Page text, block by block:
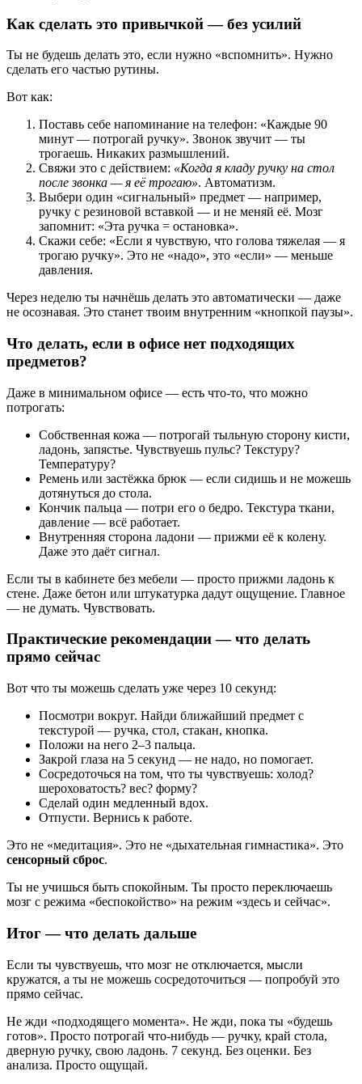
Как сделать это привычкой — без усилий
Ты не будешь делать это, если нужно «вспомнить». Нужно
сделать его частью рутины.
Вот как:
Поставь себе напоминание на телефон: «Каждые 90
минут — потрогай ручку». Звонок звучит — ты
трогаешь. Никаких размышлений.
Свяжи это с действием: «Когда я кладу ручку на стол
после звонка — я её трогаю». Автоматизм.
Выбери один «сигнальный» предмет — например,
ручку с резиновой вставкой — и не меняй её. Мозг
запомнит: «Эта ручка = остановка».
Скажи себе: «Если я чувствую, что голова тяжелая — я
трогаю ручку». Это не «надо», это «если» — меньше
давления.
Через неделю ты начнёшь делать это автоматически — даже
не осознавая. Это станет твоим внутренним «кнопкой паузы».
Что делать, если в офисе нет подходящих
предметов?
Даже в минимальном офисе — есть что-то, что можно
потрогать:
Собственная кожа — потрогай тыльную сторону кисти,
ладонь, запястье. Чувствуешь пульс? Текстуру?
Температуру?
Ремень или застёжка брюк — если сидишь и не можешь
дотянуться до стола.
Кончик пальца — потри его о бедро. Текстура ткани,
давление — всё работает.
Внутренняя сторона ладони — прижми её к колену.
Даже это даёт сигнал.
Если ты в кабинете без мебели — просто прижми ладонь к
стене. Даже бетон или штукатурка дадут ощущение. Главное
— не думать. Чувствовать.
Практические рекомендации — что делать
прямо сейчас
Вот что ты можешь сделать уже через 10 секунд:
Посмотри вокруг. Найди ближайший предмет с
текстурой — ручка, стол, стакан, кнопка.
Положи на него 2–3 пальца.
Закрой глаза на 5 секунд — не надо, но помогает.
Сосредоточься на том, что ты чувствуешь: холод?
шероховатость? вес? форму?
Сделай один медленный вдох.
Отпусти. Вернись к работе.
Это не «медитация». Это не «дыхательная гимнастика». Это
сенсорный сброс.
Ты не учишься быть спокойным. Ты просто переключаешь
мозг с режима «беспокойство» на режим «здесь и сейчас».
Итог — что делать дальше
Если ты чувствуешь, что мозг не отключается, мысли
кружатся, а ты не можешь сосредоточиться — попробуй это
прямо сейчас.
Не жди «подходящего момента». Не жди, пока ты «будешь
готов». Просто потрогай что-нибудь — ручку, край стола,
дверную ручку, свою ладонь. 7 секунд. Без оценки. Без
анализа. Просто ощущай.